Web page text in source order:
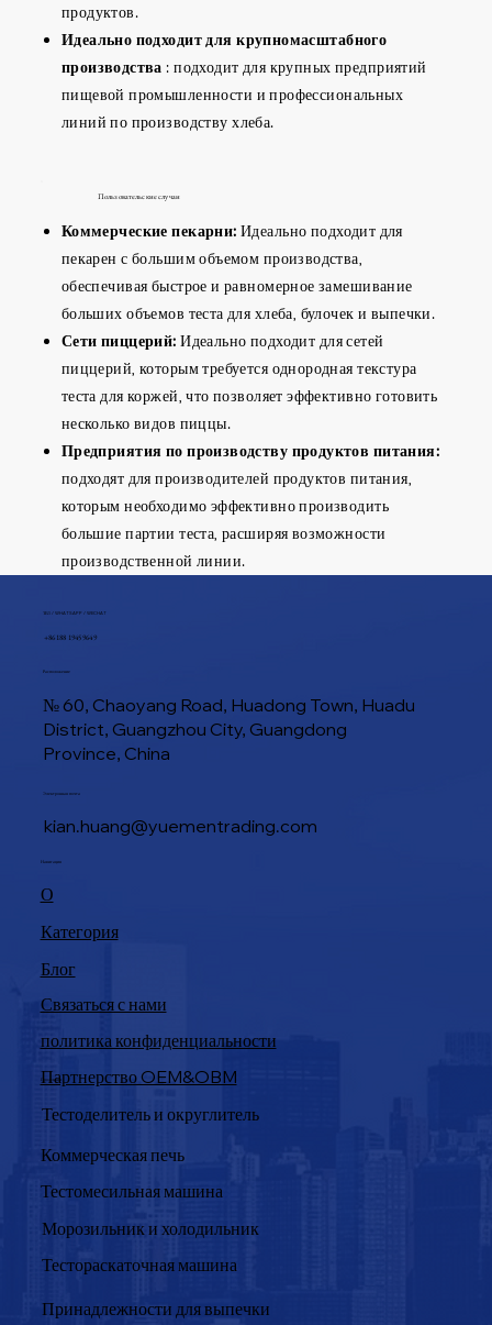
продуктов.
Идеально подходит для крупномасштабного
производства : подходит для крупных предприятий
пищевой промышленности и профессиональных
линий по производству хлеба.
Пользовательские случаи
Коммерческие пекарни: Идеально подходит для
пекарен с большим объемом производства,
обеспечивая быстрое и равномерное замешивание
больших объемов теста для хлеба, булочек и выпечки.
Сети пиццерий: Идеально подходит для сетей
пиццерий, которым требуется однородная текстура
теста для коржей, что позволяет эффективно готовить
несколько видов пиццы.
Предприятия по производству продуктов питания:
подходят для производителей продуктов питания,
которым необходимо эффективно производить
большие партии теста, расширяя возможности
производственной линии.
ТЕЛ / WHATSAPP / WECHAT
+86 188 1945 9649
Расположение
№ 60, Chaoyang Road, Huadong Town, Huadu
District, Guangzhou City, Guangdong
Province, China
kian.huang@yuementrading.com
Электронная почта
Навигация
О
Категория
Блог
политика конфиденциальности
Связаться с нами
Тестоделитель и округлитель
Продукция
Коммерческая печь
Тестомесильная машина
Морозильник и холодильник
Тестораскаточная машина
Принадлежности для выпечки
Партнерство OEM&OBM